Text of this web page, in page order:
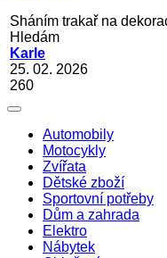
Trakař
Sháním trakař na
Hledám
Karle
Automobily
Motocykly
Zvířata
Dětské zboží
Sportovní potřeby
Dům a zahrada